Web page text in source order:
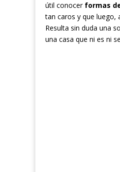
útil conocer formas
tan caros y que luego,
Resulta sin duda una
una casa que ni es ni